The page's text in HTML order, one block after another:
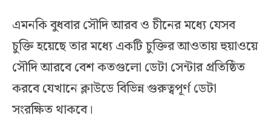
এমনকি বুধবার সৌদি আরব ও চীনের মধ্যে যেসব
চুক্তি হয়েছে তার মধ্যে একটি চুক্তির আওতায় হুয়াওয়ে
সৌদি আরবে বেশ কতগুলো ডেটা সেন্টার প্রতিষ্ঠিত
করবে যেখানে ক্লাউডে বিভিন্ন গুরুত্বপূর্ণ ডেটা
সংরক্ষিত থাকবে।